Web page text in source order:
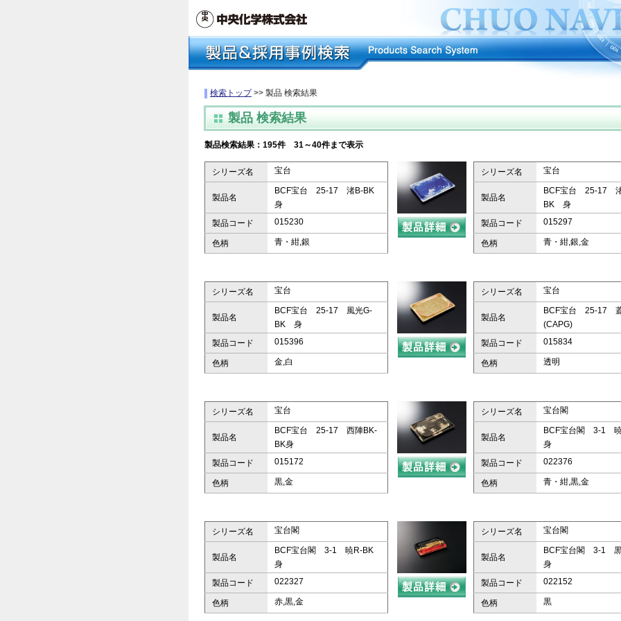
検索トップ>> 製品 検索結果
製品 検索結果
製品検索結果：195件 31～40件まで表示
シリーズ名 宝台
製品名
BCF宝台 25-17 渚B-BK
身
製品コード
015230
色柄 青・紺,銀
シリーズ名 宝台
製品名
BCF宝台 25-17
BK 身
製品コード
015297
色柄 青・紺,銀,金
シリーズ名 宝台
製品名
BCF宝台 25-17 風光G-
BK 身
製品コード
015396
色柄 金,白
シリーズ名 宝台
製品名
BCF宝台 25-17
(CAPG)
製品コード
015834
色柄 透明
シリーズ名 宝台
製品名
BCF宝台 25-17 西陣BK-
BK身
製品コード
015172
色柄 黒,金
シリーズ名 宝台閣
製品名
BCF宝台閣 3-1
身
製品コード
022376
色柄 青・紺,黒,金
シリーズ名 宝台閣
製品名
BCF宝台閣 3-1 暁R-BK
身
製品コード
022327
色柄 赤,黒,金
シリーズ名 宝台閣
製品名
BCF宝台閣 3-1
身
製品コード
022152
色柄 黒